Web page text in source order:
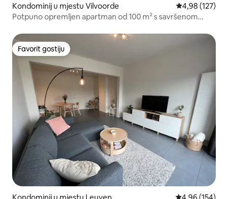
Kondominij u mjestu Vilvoorde Prosječna
4,98 (127)
Potpuno opremljen apartman od 100 m² s savršenom
Favorit gostiju
Favorit gostiju
Kondominij u mjestu Leuven Prosječna
4,96 (154)